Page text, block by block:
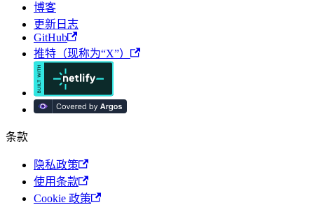
博客
更新日志
GitHub
推特（现称为“X”）
条款
隐私政策
使用条款
Cookie 政策